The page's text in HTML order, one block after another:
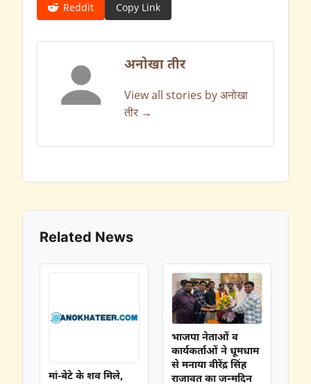
Reddit
Copy Link
अनोखा तीर
View all stories by अनोखा
तीर →
Related News
मां-बेटे के शव मिले,
भाजपा नेताओं व
कार्यकर्ताओं ने धूमधाम
से मनाया वीरेंद्र सिंह
राजावत का जन्मदिन